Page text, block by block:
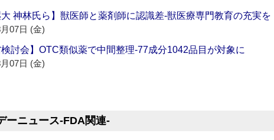
大 神林氏ら】獣医師と薬剤師に認識差‐獣医療専門教育の充実を
07日 (金)
検討会】OTC類似薬で中間整理‐77成分1042品目が対象に
07日 (金)
ーニュース‐FDA関連‐